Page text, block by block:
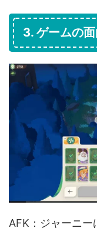
3. ゲームの面
AFK：ジャーニ